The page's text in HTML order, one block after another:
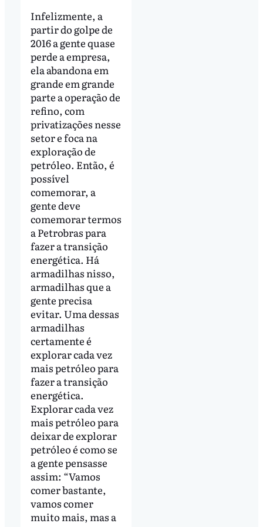
Infelizmente, a
partir do golpe de
2016 a gente quase
perde a empresa,
ela abandona em
grande em grande
parte a operação de
refino, com
privatizações nesse
setor e foca na
exploração de
petróleo. Então, é
possível
comemorar, a
gente deve
comemorar termos
a Petrobras para
fazer a transição
energética. Há
armadilhas nisso,
armadilhas que a
gente precisa
evitar. Uma dessas
armadilhas
certamente é
explorar cada vez
mais petróleo para
fazer a transição
energética.
Explorar cada vez
mais petróleo para
deixar de explorar
petróleo é como se
a gente pensasse
assim: “Vamos
comer bastante,
vamos comer
muito mais, mas a